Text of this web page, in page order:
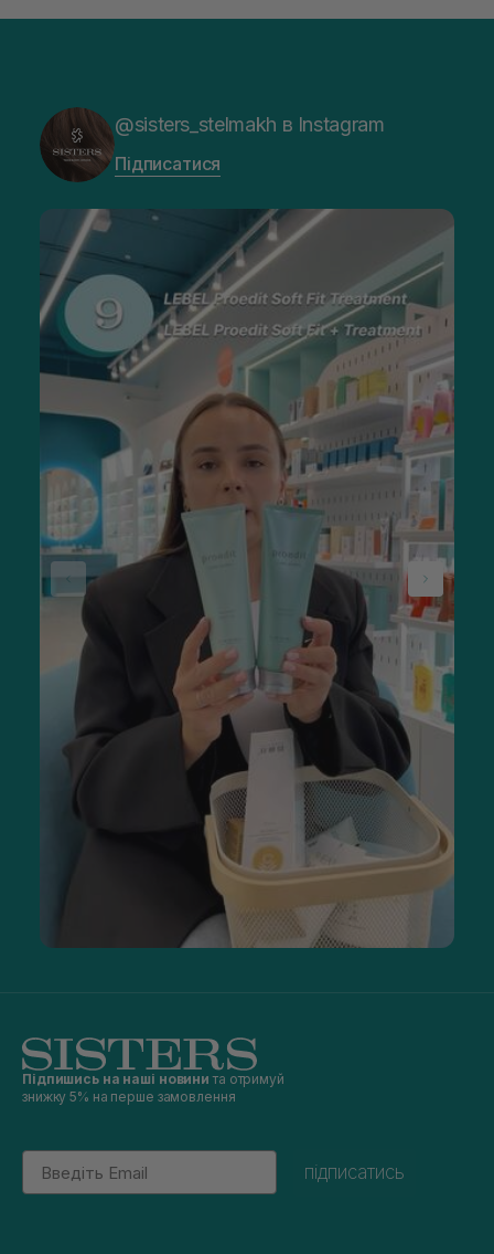
@sisters_stelmakh в Instagram
Підписатися
Підпишись на наші новини та отримуй
знижку 5% на перше замовлення
Email
підписатись